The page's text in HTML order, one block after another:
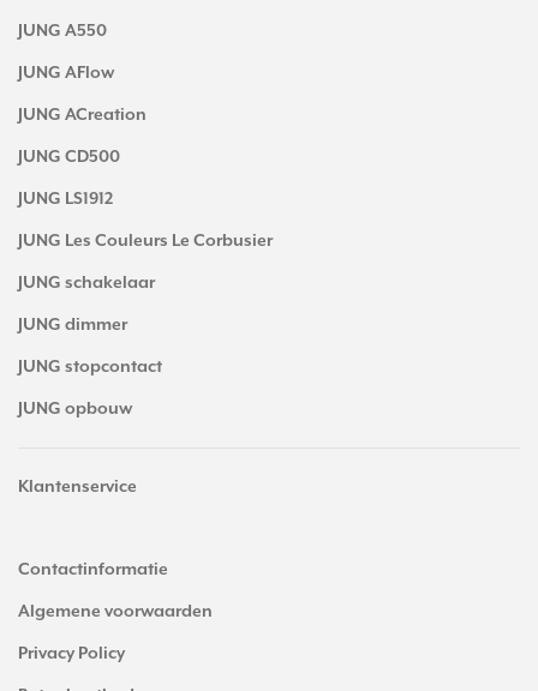
JUNG A550
JUNG AFlow
JUNG ACreation
JUNG CD500
JUNG LS1912
JUNG Les Couleurs Le Corbusier
JUNG schakelaar
JUNG dimmer
JUNG stopcontact
JUNG opbouw
Klantenservice
Contactinformatie
Algemene voorwaarden
Privacy Policy